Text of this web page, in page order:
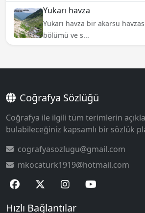
Yukarı havza
Yukarı havza bir akarsu
bölümü ve s...
Coğrafya Sözlüğü
Coğrafya ile ilgili tüm terimlerin
bulabileceğiniz kapsamlı bir sözlük
cografyasozlugu@gmail.com
mkocaturk1919@hotmail.com
Hızlı Bağlantılar